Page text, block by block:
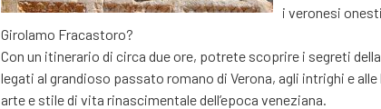
i veronesi
Girolamo Fracastoro?
Con un itinerario di circa due ore, potrete scoprire i segreti
legati al grandioso passato romano di Verona, agli intrighi e
arte e stile di vita rinascimentale dell’epoca veneziana.